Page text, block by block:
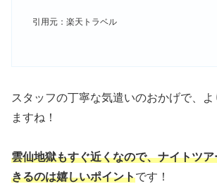
引用元：楽天トラベル
スタッフの丁寧な気遣いのおかげで、よ
ますね！
雲仙地獄もすぐ近くなので、ナイトツ
きるのは嬉しいポイントです！